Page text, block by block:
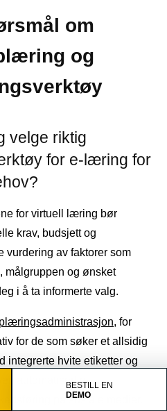
BESTILL EN
DEMO
om
og
velge riktig
for e-læring for
for virtuell læring bør
krav, budsjett og
vurdering av faktorer som
målgruppen og ønsket
i å ta informerte valg.
, for
for de som søker et allsidig
integrerte hvite etiketter og
automatisert e-
på sosiale medier.